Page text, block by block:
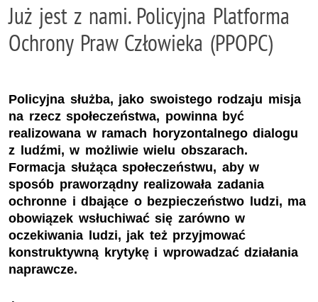
Już jest z nami. Policyjna Platforma
Ochrony Praw Człowieka (PPOPC)
Policyjna służba, jako swoistego rodzaju misja
na rzecz społeczeństwa, powinna być
realizowana w ramach horyzontalnego dialogu
z ludźmi, w możliwie wielu obszarach.
Formacja służąca społeczeństwu, aby w
sposób praworządny realizowała zadania
ochronne i dbające o bezpieczeństwo ludzi, ma
obowiązek wsłuchiwać się zarówno w
oczekiwania ludzi, jak też przyjmować
konstruktywną krytykę i wprowadzać działania
naprawcze.